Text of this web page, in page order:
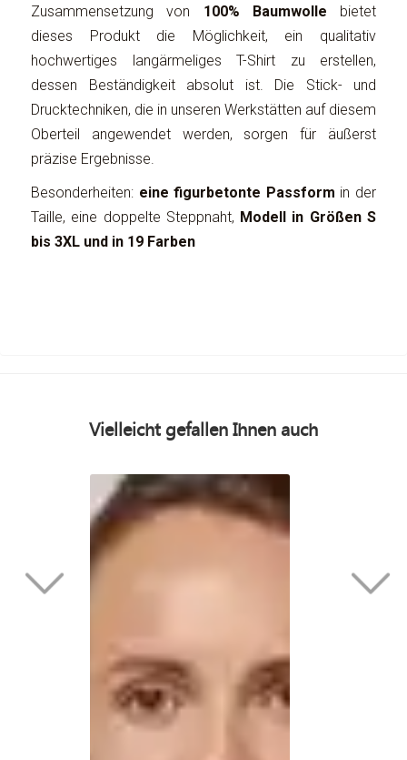
Zusammensetzung von 100% Baumwolle bietet
dieses Produkt die Möglichkeit, ein qualitativ
hochwertiges langärmeliges T-Shirt zu erstellen,
dessen Beständigkeit absolut ist. Die Stick- und
Drucktechniken, die in unseren Werkstätten auf diesem
Oberteil angewendet werden, sorgen für äußerst
präzise Ergebnisse.
Besonderheiten: eine figurbetonte Passform in der
Taille, eine doppelte Steppnaht, Modell in Größen S
bis 3XL und in 19 Farben
Vielleicht gefallen Ihnen auch